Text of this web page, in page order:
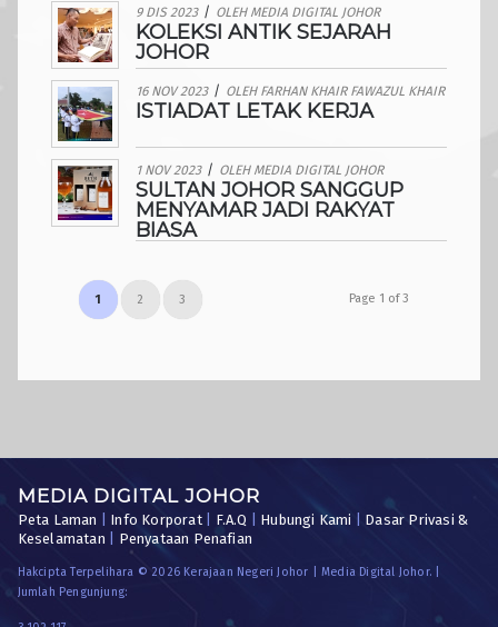
9 DIS 2023 / OLEH MEDIA DIGITAL JOHOR
KOLEKSI ANTIK SEJARAH
JOHOR
16 NOV 2023 / OLEH FARHAN KHAIR FAWAZUL KHAIR
ISTIADAT LETAK KERJA
1 NOV 2023 / OLEH MEDIA DIGITAL JOHOR
SULTAN JOHOR SANGGUP
MENYAMAR JADI RAKYAT
BIASA
Page 1 of 3
1 2 3
MEDIA DIGITAL JOHOR
Peta Laman Info Korporat| F.A.Q Hubungi Kami
Dasar Privasi &
Keselamatan
Penyataan Penafian
Hakcipta Terpelihara © 2026 Kerajaan Negeri Johor | Media Digital Johor. |
Jumlah Pengunjung: